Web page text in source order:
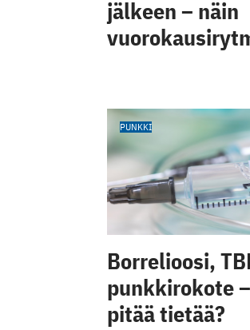
jälkeen – näin
PUNKKI
Borrelioosi,
punkkirokote
pitää tietää?